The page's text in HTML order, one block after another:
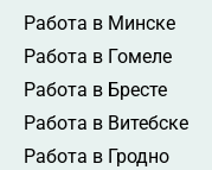
Работа в Минске
Работа в Гомеле
Работа в Бресте
Работа в Витебске
Работа в Гродно